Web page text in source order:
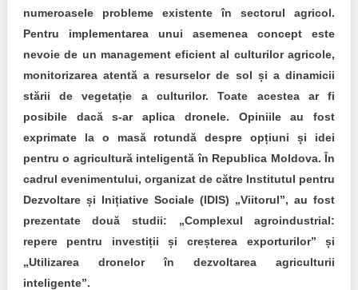
Democracy, independence and transparency of key
public institutions in Moldova
Integrity of public procurement in Moldova
Public procurement
numeroasele probleme existente în sectorul agricol.
Pentru implementarea unui asemenea concept este
nevoie de un management eficient al culturilor agricole,
monitorizarea atentă a resurselor de sol și a dinamicii
stării de vegetație a culturilor. Toate acestea ar fi
posibile dacă s-ar aplica dronele. Opiniile au fost
exprimate la o masă rotundă despre opțiuni și idei
pentru o agricultură inteligentă în Republica Moldova. În
cadrul evenimentului, organizat de către Institutul pentru
Dezvoltare și Inițiative Sociale (IDIS) „Viitorul”, au fost
prezentate două studii: „Complexul agroindustrial:
repere pentru investiții și creșterea exporturilor” și
„Utilizarea dronelor în dezvoltarea agriculturii
inteligente”.